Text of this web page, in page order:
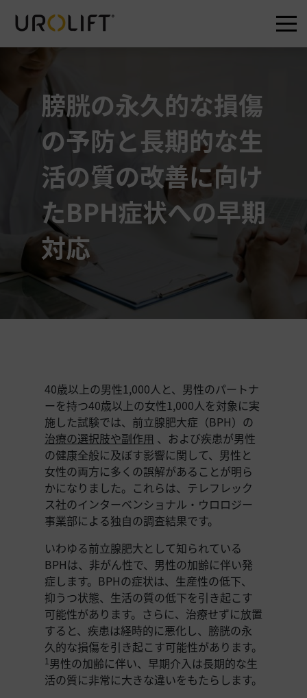
content膀胱の永久的な損傷
の予防と長期的な生
活の質の改善に向け
たBPH症状への早期
対応
40歳以上の男性1,000人と、男性のパートナ
ーを持つ40歳以上の女性1,000人を対象に実
施した試験では、前立腺肥大症（BPH）の
治療の選択肢や副作用 、および疾患が男性
の健康全般に及ぼす影響に関して、男性と
女性の両方に多くの誤解があることが明ら
かになりました。これらは、テレフレック
ス社のインターベンショナル・ウロロジー
事業部による独自の調査結果です。
いわゆる前立腺肥大として知られている
BPHは、非がん性で、男性の加齢に伴い発
症します。BPHの症状は、生産性の低下、
抑うつ状態、生活の質の低下を引き起こす
可能性があります。さらに、治療せずに放置
すると、疾患は経時的に悪化し、膀胱の永
久的な損傷を引き起こす可能性があります。
1男性の加齢に伴い、早期介入は長期的な生
活の質に非常に大きな違いをもたらします。